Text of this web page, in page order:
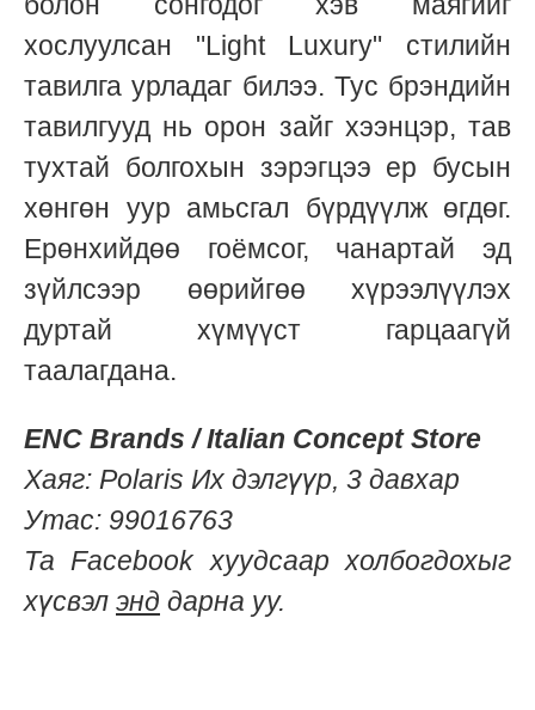
хослуулсан "Light Luxury" стилийн
тавилга урладаг билээ. Тус брэндийн
тавилгууд нь орон зайг хээнцэр, тав
тухтай болгохын зэрэгцээ ер бусын
хөнгөн уур амьсгал бүрдүүлж өгдөг.
Ерөнхийдөө гоёмсог, чанартай эд
зүйлсээр өөрийгөө хүрээлүүлэх
дуртай хүмүүст гарцаагүй
таалагдана.
ENC Brands / Italian Concept Store
Хаяг: Polaris Их дэлгүүр, 3 давхар
Утас: 99016763
Та Facebook хуудсаар холбогдохыг
хүсвэл энд дарна уу.